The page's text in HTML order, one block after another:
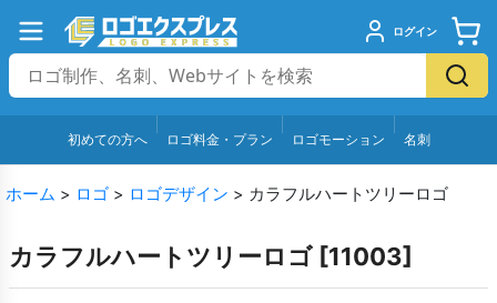
ログイン
初めての方へ ロゴ料金・プラン ロゴモーション 名刺
ホーム > ロゴ > ロゴデザイン > カラフルハートツリーロゴ
カラフルハートツリーロゴ [11003]